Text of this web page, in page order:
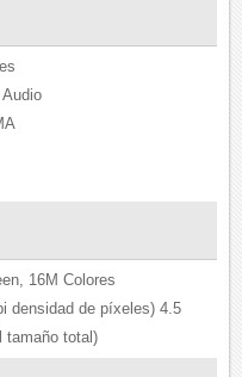
16M Colores
densidad de píxeles) 4.5
tamaño total)